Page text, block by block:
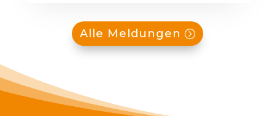
Alle Meldungen